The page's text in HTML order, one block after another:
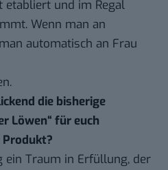
und im Regal
Wenn man an
automatisch an Frau
die bisherige
Löwen“ für euch
ein Traum in Erfüllung, der